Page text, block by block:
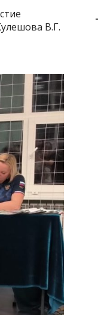
В.Г.